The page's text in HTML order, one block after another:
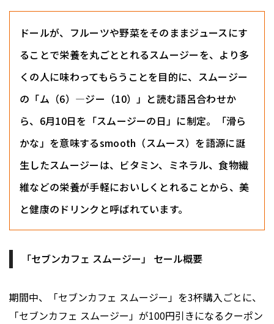
ドールが、フルーツや野菜をそのままジュースにす
ることで栄養を丸ごととれるスムージーを、より多
くの人に味わってもらうことを目的に、スムージー
の「ム（6）―ジー（10）」と読む語呂合わせか
ら、6月10日を「スムージーの日」に制定。「滑ら
かな」を意味するsmooth（スムース）を語源に誕
生したスムージーは、ビタミン、ミネラル、食物繊
維などの栄養が手軽においしくとれることから、美
と健康のドリンクと呼ばれています。
「セブンカフェ スムージー」 セール概要
期間中、「セブンカフェ スムージー」を3杯購入ごとに、
「セブンカフェ スムージー」が100円引きになるクーポン